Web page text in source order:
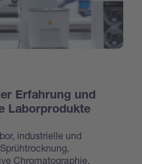
Erfahrung und
Laborprodukte
industrielle und
Chromatographie,